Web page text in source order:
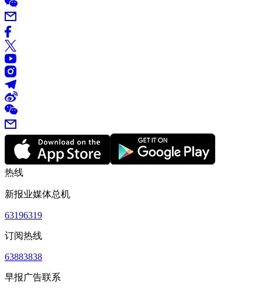
热线
新报业媒体总机
63196319
订阅热线
63883838
早报广告联系